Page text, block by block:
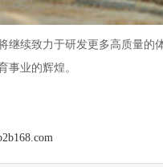
继续致力于研发更多高质量的
事业的辉煌。